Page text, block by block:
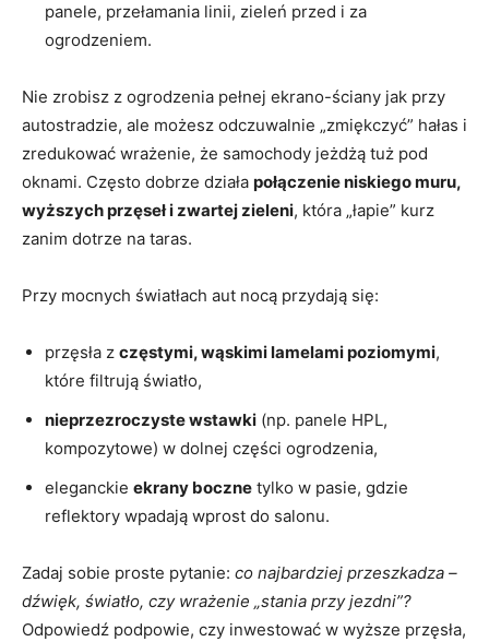
panele, przełamania linii, zieleń przed i za
ogrodzeniem.
Nie zrobisz z ogrodzenia pełnej ekrano-ściany jak przy
autostradzie, ale możesz odczuwalnie „zmiękczyć” hałas i
zredukować wrażenie, że samochody jeżdżą tuż pod
oknami. Często dobrze działa połączenie niskiego muru,
wyższych przęseł i zwartej zieleni, która „łapie” kurz
zanim dotrze na taras.
Przy mocnych światłach aut nocą przydają się:
przęsła z częstymi, wąskimi lamelami poziomymi,
które filtrują światło,
nieprzezroczyste wstawki (np. panele HPL,
kompozytowe) w dolnej części ogrodzenia,
eleganckie ekrany boczne tylko w pasie, gdzie
reflektory wpadają wprost do salonu.
Zadaj sobie proste pytanie: co najbardziej przeszkadza –
dźwięk, światło, czy wrażenie „stania przy jezdni”?
Odpowiedź podpowie, czy inwestować w wyższe przęsła,